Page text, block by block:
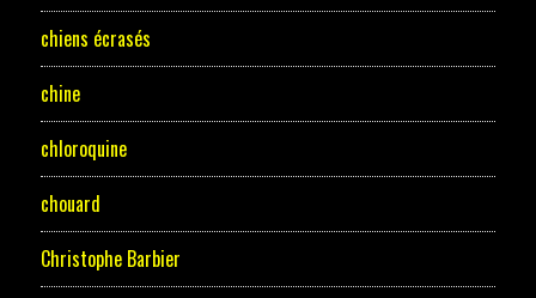
chiens écrasés
chine
chloroquine
chouard
Christophe Barbier